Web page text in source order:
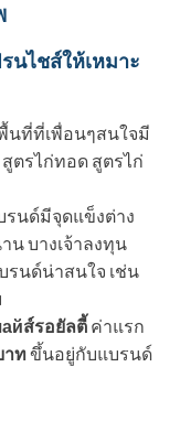
นไชส์ให้เหมาะ
นที่ที่เพื่อนๆสนใจมี
ตรไก่ทอด สูตรไก่
รนด์มีจุดแข็งต่าง
น บางเจ้าลงทุน
นด์น่าสนใจ เช่น
ส์รอยัลตี้ ค่าแรก
าทขึ้นอยู่กับแบรนด์